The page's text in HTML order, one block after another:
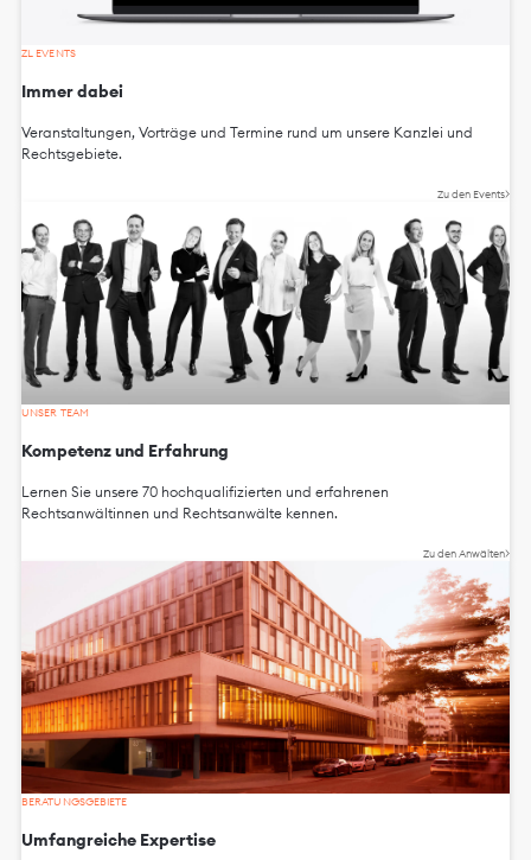
ZL EVENTS
Immer dabei
Veranstaltungen, Vorträge und Termine rund um unsere Kanzlei und
Rechtsgebiete.
Zu den Events
UNSER TEAM
Kompetenz und Erfahrung
Lernen Sie unsere 70 hochqualifizierten und erfahrenen
Rechtsanwältinnen und Rechtsanwälte kennen.
Zu den Anwälten
BERATUNGSGEBIETE
Umfangreiche Expertise